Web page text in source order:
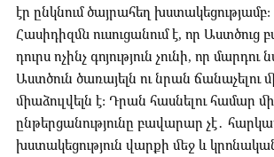
էր ընկնում ծայրահեղ խստակեցությամբ:
Հասիդիզմն ուսուցանում է, որ Աստծուց
դուրս ոչինչ գոյություն չունի, որ
Աստծուն ծառայելն ու նրան ճանաչելու
միաձուլվելն է: Դրան հասնելու համար
ընթերցանությունը բավարար չէ․
խստակեցություն վարքի մեջ և